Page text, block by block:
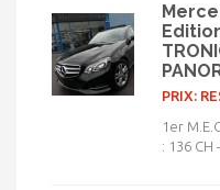
PRIX:
1er
: 136 CH